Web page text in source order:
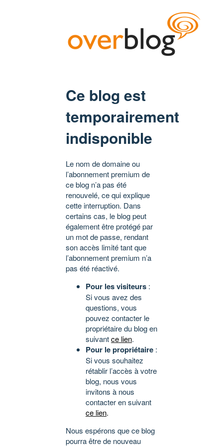
Ce blog est
temporairement
indisponible
Le nom de domaine ou
l’abonnement premium de
ce blog n’a pas été
renouvelé, ce qui explique
cette interruption. Dans
certains cas, le blog peut
également être protégé par
un mot de passe, rendant
son accès limité tant que
l’abonnement premium n’a
pas été réactivé.
Pour les visiteurs :
Si vous avez des
questions, vous
pouvez contacter le
propriétaire du blog en
suivantce lien.
Pour le propriétaire :
Si vous souhaitez
rétablir l’accès à votre
blog, nous vous
invitons à nous
contacter en suivant
ce lien.
Nous espérons que ce blog
pourra être de nouveau